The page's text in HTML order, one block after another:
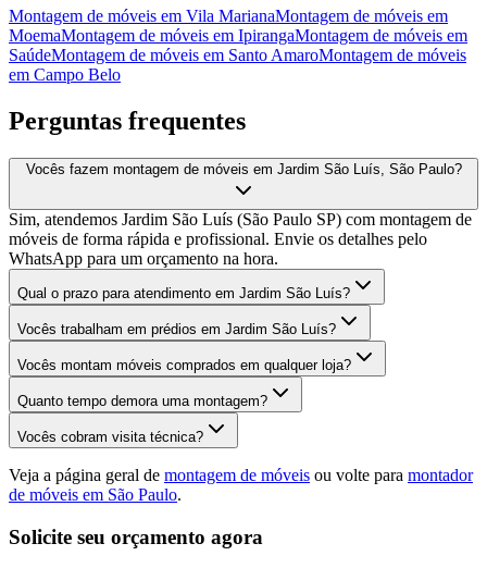
Montagem de móveis em Vila MarianaMontagem de móveis em
MoemaMontagem de móveis em IpirangaMontagem de móveis em
SaúdeMontagem de móveis em Santo AmaroMontagem de móveis
em Campo Belo
Perguntas frequentes
Vocês fazem montagem de móveis em Jardim São Luís, São Paulo?
Sim, atendemos Jardim São Luís (São Paulo SP) com montagem de
móveis de forma rápida e profissional. Envie os detalhes pelo
WhatsApp para um orçamento na hora.
Qual o prazo para atendimento em Jardim São Luís?
Vocês trabalham em prédios em Jardim São Luís?
Vocês montam móveis comprados em qualquer loja?
Quanto tempo demora uma montagem?
Vocês cobram visita técnica?
Veja a página geral de montagem de móveis ou volte para montador
de móveis em São Paulo.
Solicite seu orçamento agora